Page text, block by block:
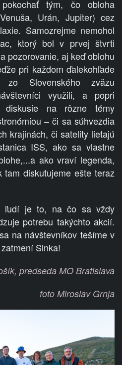
tým, čo obloha
Urán, Jupiter) cez
Samozrejme nemohol
ktorý bol v prvej štvrti
pozorovanie, aj keď oblohu
pri každom ďalekohľade
Slovenského zväzu
využili, a popri
diskusie na rôzne témy
– či sa súhvezdia
krajinách, či satelity lietajú
ISS, ako sa vlastne
ako vraví legenda,
tam diskutujeme ešte teraz
ľudí je to, na čo sa vždy
potrebu takýchto akcií.
na návštevníkov tešíme v
Slnka!
predseda MO Bratislava
foto Miroslav Grnja